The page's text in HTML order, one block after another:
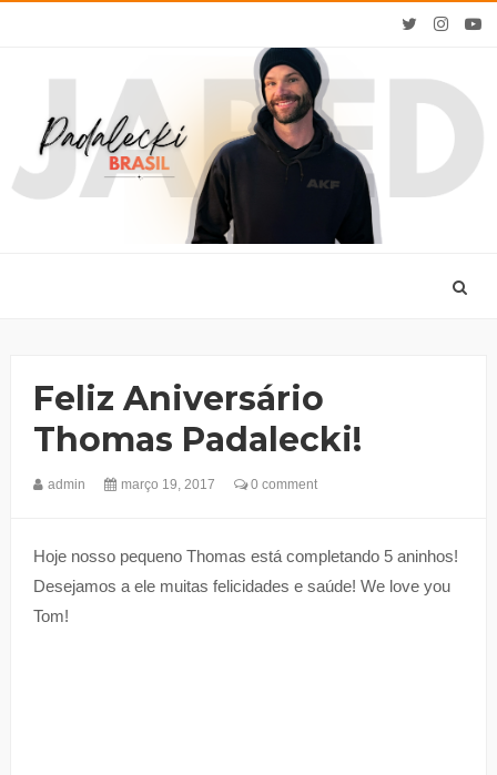
Feliz Aniversário
Thomas Padalecki!
admin março 19, 2017 0 comment
Hoje nosso pequeno Thomas está completando 5 aninhos!
Desejamos a ele muitas felicidades e saúde! We love you
Tom!